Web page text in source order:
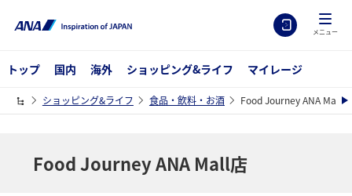
メニュー
トップ 国内 海外 ショッピング&ライフ マイレージ
ショッピング&ライフ 食品・飲料・お酒 Food Journey ANA Mall店
Food Journey ANA Mall店